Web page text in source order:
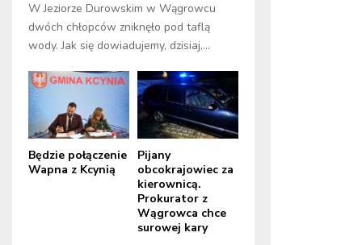
W Jeziorze Durowskim w Wągrowcu
dwóch chłopców zniknęło pod taflą
wody. Jak się dowiadujemy, dzisiaj,...
Będzie połączenie
Wapna z Kcynią
Pijany
obcokrajowiec za
kierownicą.
Prokurator z
Wągrowca chce
surowej kary